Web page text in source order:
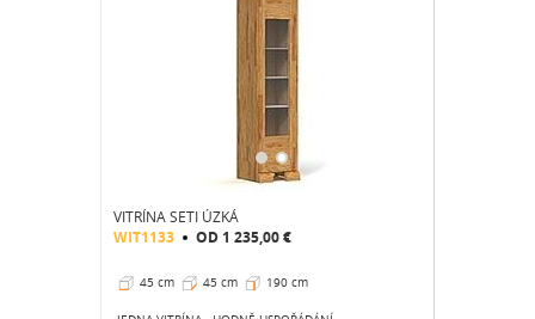
VITRÍNA SETI ÚZKÁ
WIT1133 OD 1 235,00 €
45 cm 45 cm 190 cm